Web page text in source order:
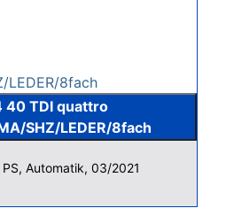
40 TDI quattro
SHZ/LEDER/8fach
Automatik, 03/2021